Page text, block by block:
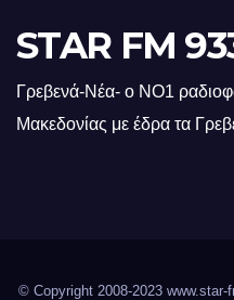
STAR FM
Γρεβενά-Νέα- ο ΝΟ1
Μακεδονίας με έδρα τα
© Copyright 2008-2023 www.star-